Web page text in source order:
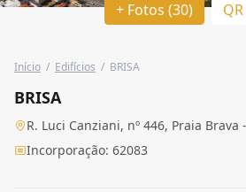
+ Fotos (30)
Início / Edifícios / BRISA
BRISA
R. Luci Canziani, nº 446, Praia Brava
Incorporação: 62083